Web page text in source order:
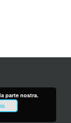
parte nostra.